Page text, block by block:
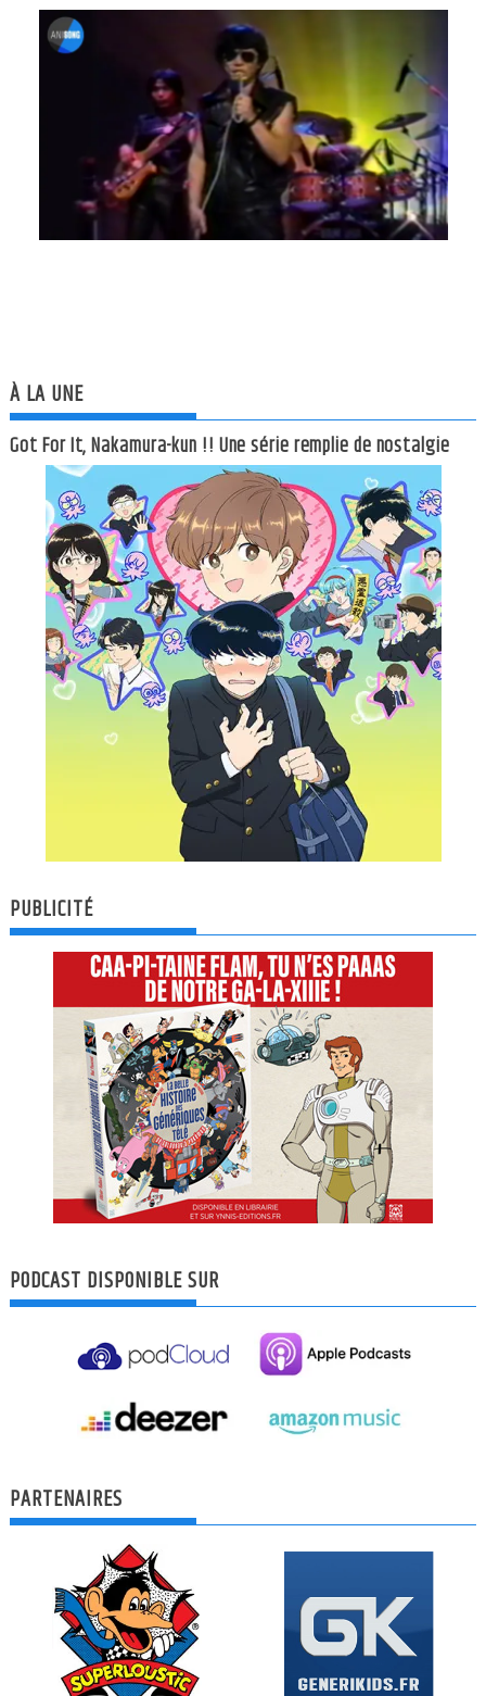
À LA UNE
Got For It, Nakamura-kun !! Une série remplie de nostalgie
PUBLICITÉ
PODCAST DISPONIBLE SUR
PARTENAIRES